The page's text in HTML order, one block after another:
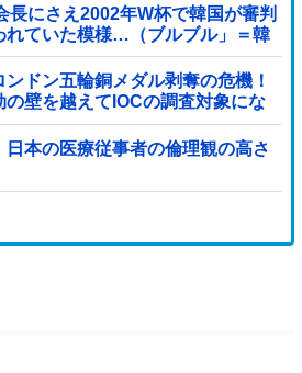
長にさえ2002年W杯で韓国が審判
れていた模様…（ブルブル」＝韓
ドン五輪銅メダル剥奪の危機！
壁を越えてIOCの調査対象にな
本の医療従事者の倫理観の高さ